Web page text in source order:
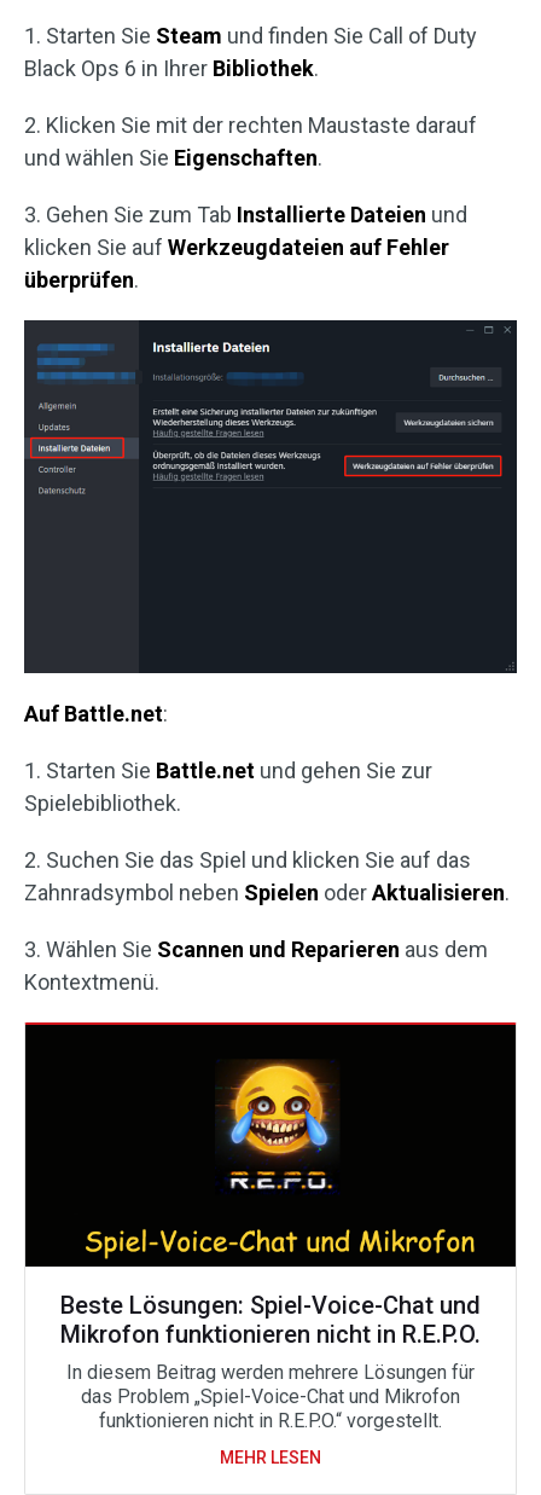
1. Starten Sie Steam und finden Sie Call of Duty
Black Ops 6 in Ihrer Bibliothek.
2. Klicken Sie mit der rechten Maustaste darauf
und wählen Sie Eigenschaften.
3. Gehen Sie zum Tab Installierte Dateien und
klicken Sie auf Werkzeugdateien auf Fehler
überprüfen.
Auf Battle.net:
1. Starten Sie Battle.net und gehen Sie zur
Spielebibliothek.
2. Suchen Sie das Spiel und klicken Sie auf das
Zahnradsymbol neben Spielen oderAktualisieren.
3. Wählen Sie Scannen und Reparieren aus dem
Kontextmenü.
Beste Lösungen: Spiel-Voice-Chat und
Mikrofon funktionieren nicht in R.E.P.O.
In diesem Beitrag werden mehrere Lösungen für
das Problem „Spiel-Voice-Chat und Mikrofon
funktionieren nicht in R.E.P.O.“ vorgestellt.
MEHR LESEN